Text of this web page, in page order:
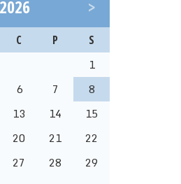
>
C P S
1
6 7
8
13 14
15
20 21
22
27 28
29